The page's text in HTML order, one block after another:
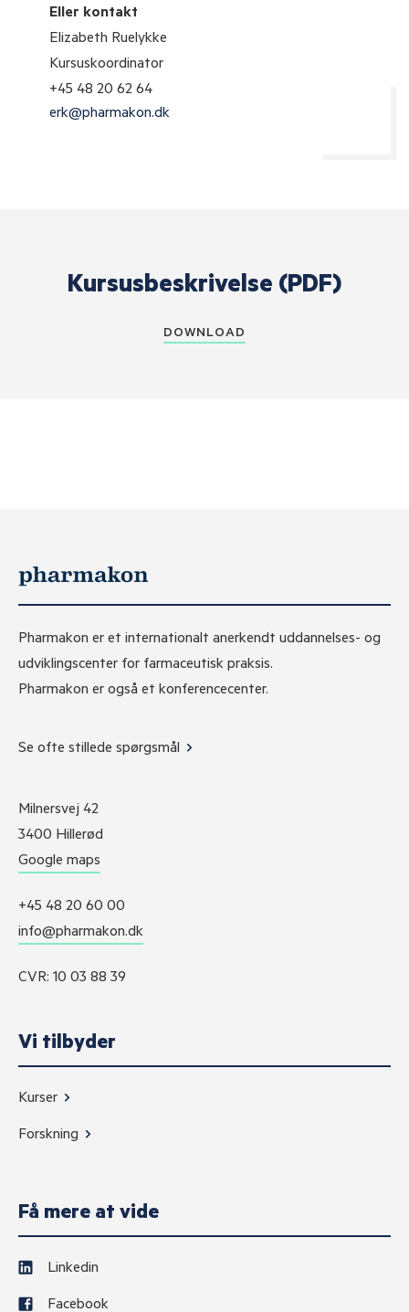
Eller kontakt
Elizabeth Ruelykke
Kursuskoordinator
+45 48 20 62 64
erk@pharmakon.dk
Kursusbeskrivelse (PDF)
DOWNLOAD
Pharmakon er et internationalt anerkendt uddannelses- og
udviklingscenter for farmaceutisk praksis.
Pharmakon er også et konferencecenter.
Se ofte stillede spørgsmål
Milnersvej 42
3400 Hillerød
Google maps
+45 48 20 60 00
info@pharmakon.dk
CVR: 10 03 88 39
Vi tilbyder
Kurser
Forskning
Få mere at vide
Linkedin
Facebook